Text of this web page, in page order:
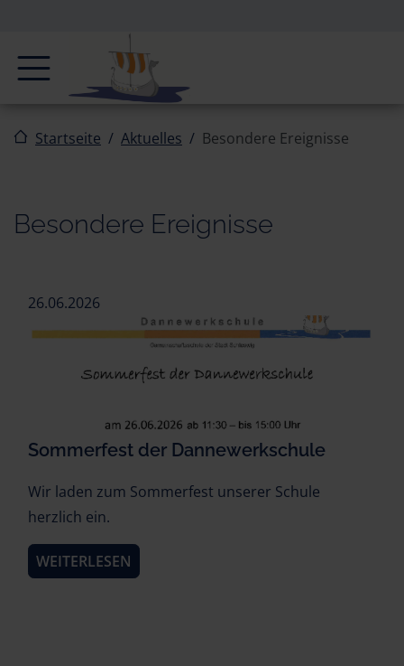
Navigation
Startseite Aktuelles Besondere Ereignisse
Besondere Ereignisse
26.06.2026
Sommerfest der Dannewerkschule
Wir laden zum Sommerfest unserer Schule
herzlich ein.
WEITERLESEN